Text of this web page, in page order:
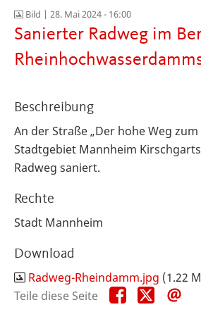
Bild | 28. Mai 2024 - 16:00
Sanierter Radweg im
Beschreibung
An der Straße „Der hohe Weg zum
Stadtgebiet Mannheim
Radweg saniert.
Rechte
Stadt Mannheim
Download
Radweg-Rheindamm.jpg (1.22
Teile diese Seite
Teile
diese
Teile
diese